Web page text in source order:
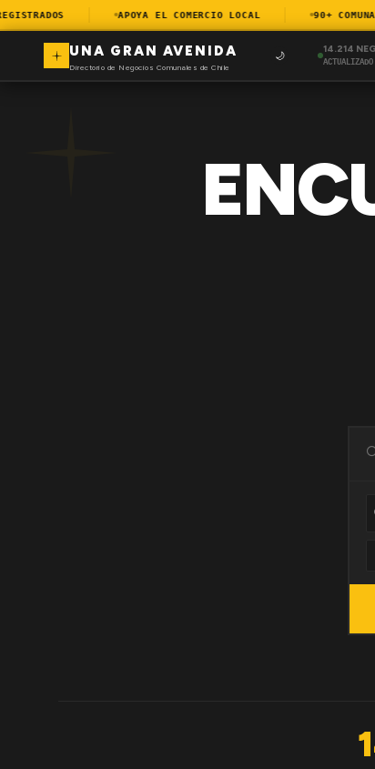
APOYA EL COMERCIO LOCAL 90+
UNA GRAN AVENIDA
Directorio de Negocios Comunales de Chile
🌙
14.214